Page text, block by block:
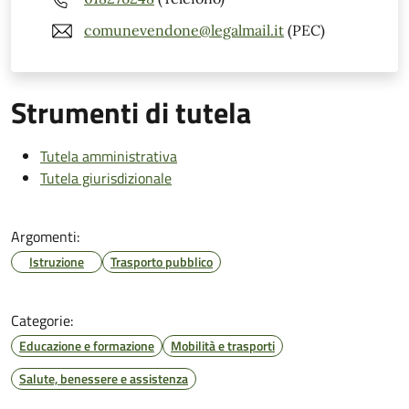
comunevendone@legalmail.it (PEC)
Strumenti di tutela
Tutela amministrativa
Tutela giurisdizionale
Argomenti:
Istruzione Trasporto pubblico
Categorie:
Educazione e formazione
Mobilità e trasporti
Salute, benessere e assistenza